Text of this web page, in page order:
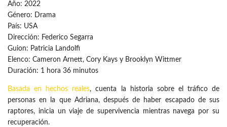
Año: 2022
Género: Drama
País: USA
Dirección: Federico Segarra
Guion: Patricia Landolfi
Elenco: Cameron Arnett, Cory Kays y Brooklyn Wittmer
Duración: 1 hora 36 minutos
Basada en hechos reales, cuenta la historia sobre el tráfico de
personas en la que Adriana, después de haber escapado de sus
raptores, inicia un viaje de supervivencia mientras navega por su
recuperación.